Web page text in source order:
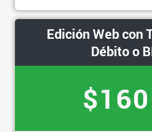
Edición Web con
Débito o
$160